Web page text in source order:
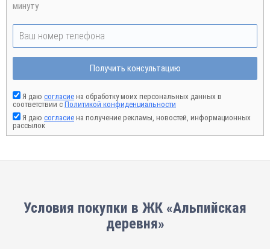
минуту
Получить консультацию
Я даю согласие на обработку моих персональных данных в
соответствии с Политикой конфиденциальности
Я даю согласие на получение рекламы, новостей, информационных
рассылок
Условия покупки в ЖК «Альпийская
деревня»